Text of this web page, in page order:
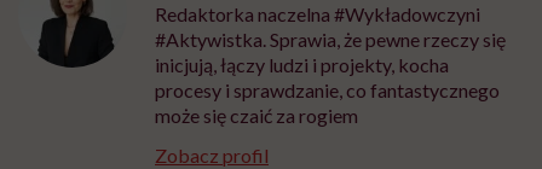
Redaktorka naczelna #Wykładowczyni
#Aktywistka. Sprawia, że pewne rzeczy się
inicjują, łączy ludzi i projekty, kocha
procesy i sprawdzanie, co fantastycznego
może się czaić za rogiem
Zobacz profil